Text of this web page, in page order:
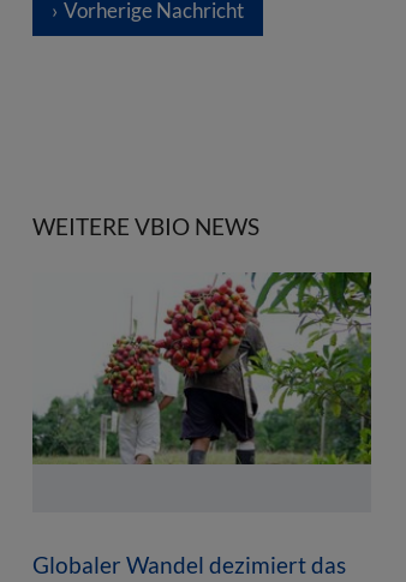
Vorherige Nachricht
WEITERE VBIO NEWS
Globaler Wandel dezimiert das